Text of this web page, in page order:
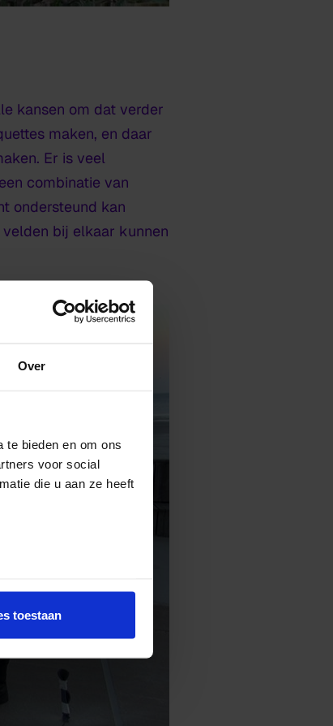
Over
te bieden en om ons
voor social
die u aan ze heeft
toestaan
kansen om dat verder
maken, en daar
Er is veel
combinatie van
ondersteund kan
bij elkaar kunnen